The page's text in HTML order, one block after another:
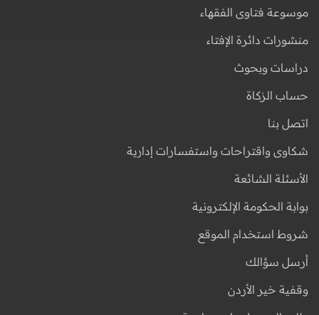
موسوعة فتاوى الفقهاء
منشورات دائرة الإفتاء
دراسات وبحوث
حساب الزكاة
اتصل بنا
شكاوى واقتراحات واستفسارات إدارية
الأسئلة الشائعة
بوابة الحكومة الإلكترونية
شروط استخدام الموقع
أرسل سؤالك
وقفية خير الأردن